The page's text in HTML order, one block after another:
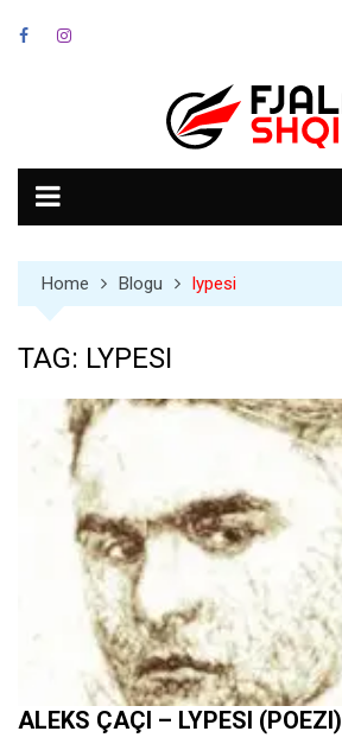
Home Blogu lypesi
TAG: LYPESI
ALEKS ÇAÇI – LYPESI (POEZI)